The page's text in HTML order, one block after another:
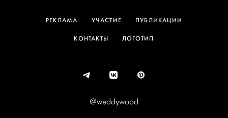
РЕКЛАМА УЧАСТИЕ ПУБЛИКАЦИИ
КОНТАКТЫ ЛОГОТИП
@weddywood